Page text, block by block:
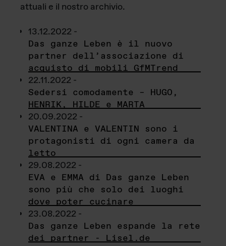
attuali e il nostro archivio.
13.12.2022 -
Das ganze Leben è il nuovo
partner dell’associazione di
acquisto di mobili GfMTrend
22.11.2022 -
Sedersi comodamente – HUGO,
HENRIK, HILDE e MARTA
20.09.2022 -
VALENTINA e VALENTIN sono i
protagonisti di ogni camera da
letto
29.08.2022 -
EVA e EMMA di Das ganze Leben
sono più che solo dei luoghi
dove poter cucinare
23.08.2022 -
Das ganze Leben espande la rete
dei partner - Lisel.de